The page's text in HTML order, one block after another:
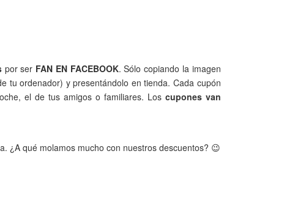
por ser FAN EN FACEBOOK. Sólo copiando la imagen
tu ordenador) y presentándolo en tienda. Cada cupón
el de tus amigos o familiares. Los cupones van
¿A qué molamos mucho con nuestros descuentos? 😉